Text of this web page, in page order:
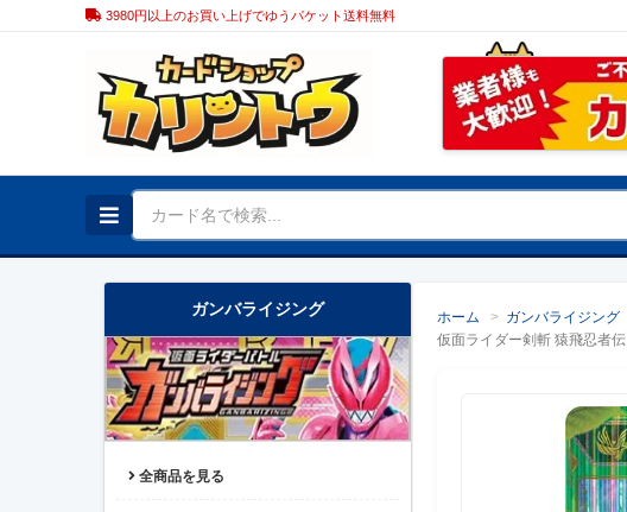
3980円以上のお買い上げでゆうパケット送料無料
ガンバライジング
全商品を見る
ホーム > ガンバライジング
仮面ライダー剣斬 猿飛忍者伝